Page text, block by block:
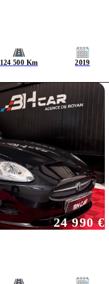
124 500 Km 2019
24 990 €